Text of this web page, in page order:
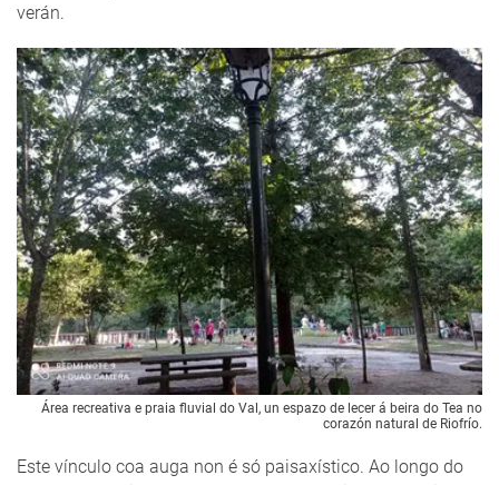
verán.
Área recreativa e praia fluvial do Val, un espazo de lecer á beira do Tea no
corazón natural de Riofrío.
Este vínculo coa auga non é só paisaxístico. Ao longo do